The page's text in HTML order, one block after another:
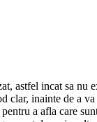
astfel incat sa nu
inainte de a va
pentru a afla care